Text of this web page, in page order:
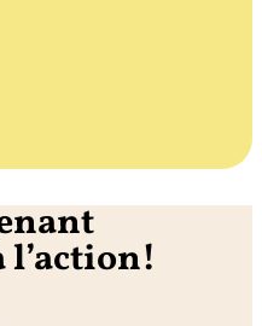
l’action!